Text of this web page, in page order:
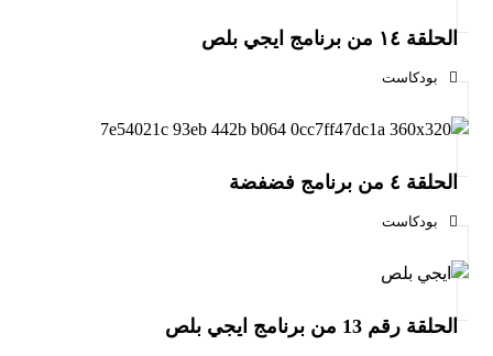
الحلقة ١٤ من برنامج ايجي بلص
بودكاست
الحلقة ٤ من برنامج فضفضة
بودكاست
الحلقة رقم 13 من برنامج ايجي بلص